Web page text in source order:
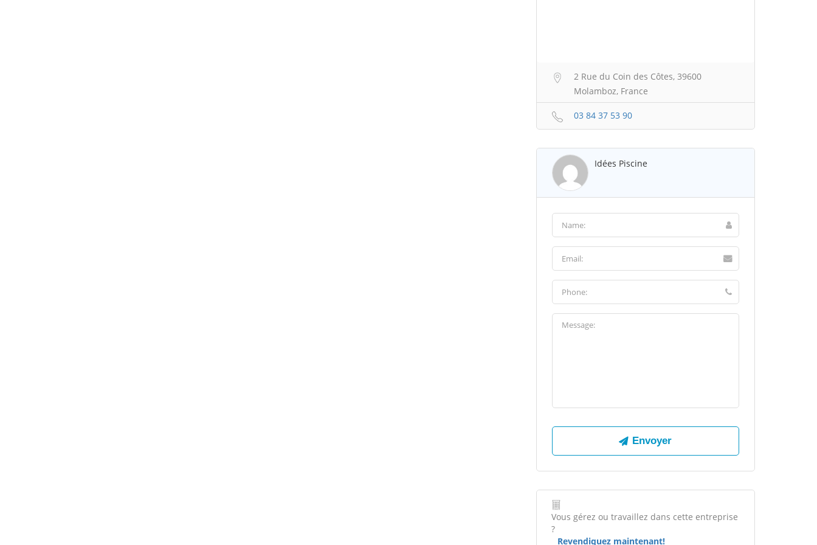
2 Rue du Coin des Côtes, 39600
Molamboz, France
03 84 37 53 90
Idées Piscine
Vous gérez ou travaillez dans cette entreprise
?
Revendiquez maintenant!